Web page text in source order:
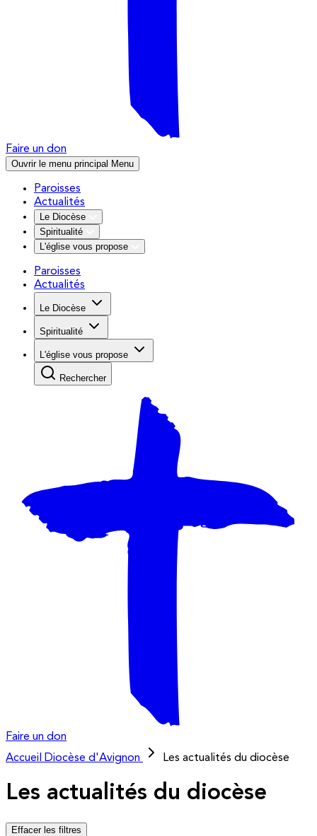
Faire un don
Ouvrir le menu principal Menu
Paroisses
Actualités
Le Diocèse
Spiritualité
L'église vous propose
Paroisses
Actualités
Le Diocèse
Spiritualité
L'église vous propose
Rechercher
Faire un don
Accueil
Diocèse d'Avignon Les actualités du diocèse
Les actualités du diocèse
Effacer les filtres